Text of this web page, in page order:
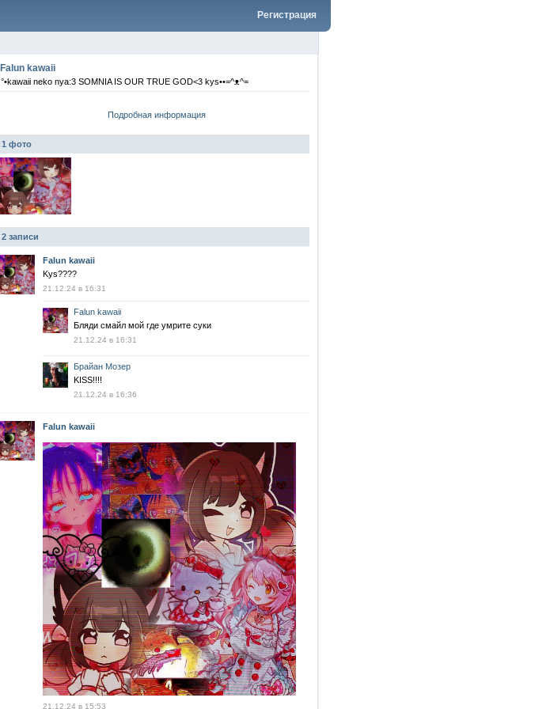
Регистрация
Falun kawaii
°•kawaii neko nya:3 SOMNIA IS OUR TRUE GOD<3 kys••=^ᴥ^=
Подробная информация
1 фото
2 записи
Falun kawaii
Kys????
21.12.24 в 16:31
Falun kawaii
Бляди смайл мой где умрите суки
21.12.24 в 16:31
Брайан Мозер
KISS!!!!
21.12.24 в 16:36
Falun kawaii
21.12.24 в 15:53